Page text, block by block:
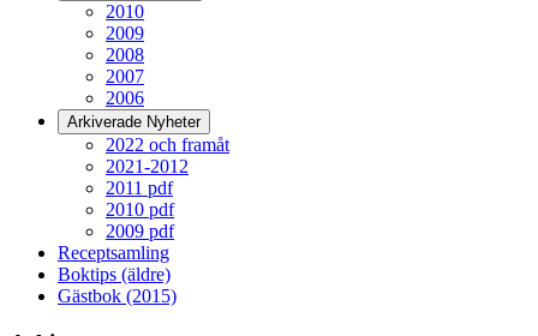
2010
2009
2008
2007
2006
Arkiverade Nyheter
2022 och framåt
2021-2012
2011 pdf
2010 pdf
2009 pdf
Receptsamling
Boktips (äldre)
Gästbok (2015)